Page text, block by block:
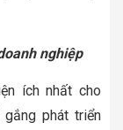
nghiệp
ích nhất cho
phát triển